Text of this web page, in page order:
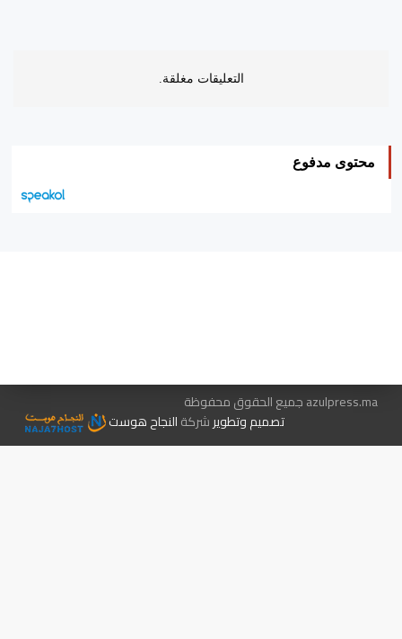
التعليقات مغلقة.
محتوى مدفوع
azulpress.ma جميع الحقوق محفوظة
تصميم وتطويرشركةالنجاح هوست